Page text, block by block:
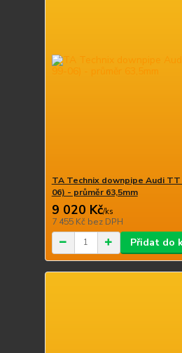
TA Technix downpipe Audi
06) - průměr 63,5mm
9 020 Kč/ks
7 455 Kč bez DPH
Přidat do